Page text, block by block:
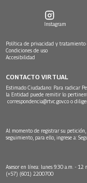
Instagram
Política de privacidad y tratamiento
Condiciones de uso
Accesibilidad
CONTACTO VIRTUAL
Estimado Ciudadano: Para radicar
la Entidad puede remitir lo
correspondencia@rtvc.gov.co o
Al momento de registrar su
seguimiento, para ello, ingrese a:
Asesor en línea: lunes 9:30 a.m. - 12
(+57) (601) 2200700